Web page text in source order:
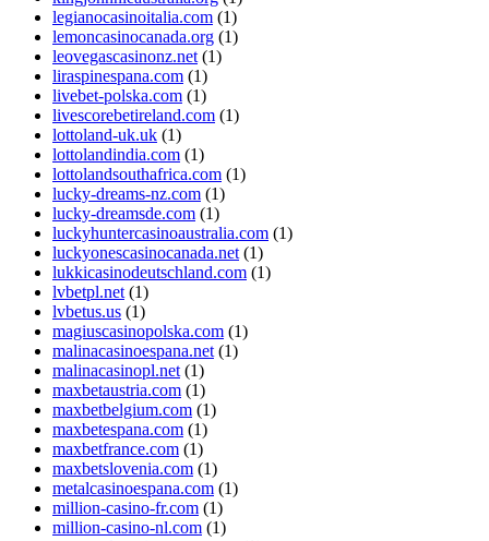
legianocasinoitalia.com (1)
lemoncasinocanada.org (1)
leovegascasinonz.net (1)
liraspinespana.com (1)
livebet-polska.com (1)
livescorebetireland.com (1)
lottoland-uk.uk (1)
lottolandindia.com (1)
lottolandsouthafrica.com (1)
lucky-dreams-nz.com (1)
lucky-dreamsde.com (1)
luckyhuntercasinoaustralia.com (1)
luckyonescasinocanada.net (1)
lukkicasinodeutschland.com (1)
lvbetpl.net (1)
lvbetus.us (1)
magiuscasinopolska.com (1)
malinacasinoespana.net (1)
malinacasinopl.net (1)
maxbetaustria.com (1)
maxbetbelgium.com (1)
maxbetespana.com (1)
maxbetfrance.com (1)
maxbetslovenia.com (1)
metalcasinoespana.com (1)
million-casino-fr.com (1)
million-casino-nl.com (1)